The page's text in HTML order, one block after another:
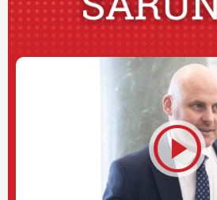
play_circle